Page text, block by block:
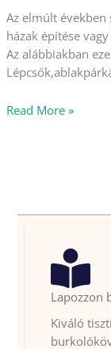
Az elmúlt
házak építése
Az alábbiakban
Read More »
Lapozzon
Kiváló